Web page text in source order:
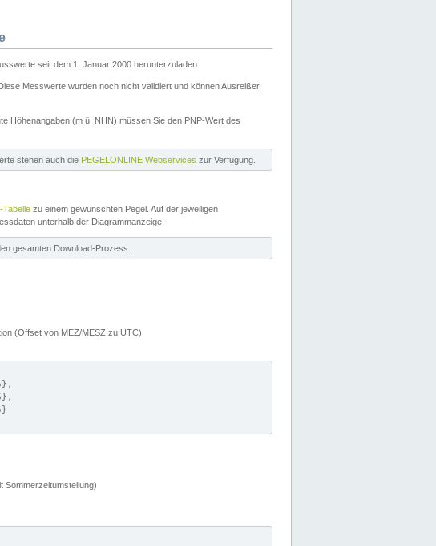
seit dem 1. Januar 2000 herunterzuladen.
Diese Messwerte wurden noch nicht validiert und können Ausreißer,
Höhenangaben (m ü. NHN) müssen Sie den PNP-Wert des
stehen auch die PEGELONLINE Webservices zur Verfügung.
Tabelle zu einem gewünschten Pegel. Auf der jeweiligen
unterhalb der Diagrammanzeige.
gesamten Download-Prozess.
(Offset von MEZ/MESZ zu UTC)
Sommerzeitumstellung)